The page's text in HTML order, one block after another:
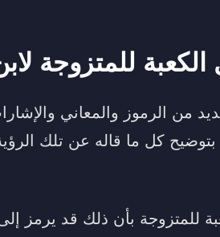
للمتزوجة
من الرموز والمعاني
كل ما قاله عن تلك الرؤية
للمتزوجة بأن ذلك قد يرمز